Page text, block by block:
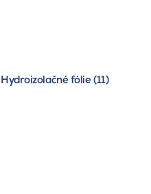
Hydroizolačné fólie (11)